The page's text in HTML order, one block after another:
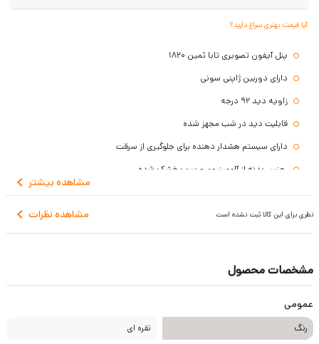
آیا قیمت بهتری سراغ دارید؟
پنل آیفون تصویری تابا ثمین 1820
دارای دوربین ژاپنی سونی
زاویه دید 92 درجه
قابلیت دید در شب مجهز شده
دارای سیستم هشدار دهنده برای جلوگیری از سرقت
جنس بدنه از آلومینیوم و سرب خشک شده
پنل به صورت توکار بر روی دیوار نصب می شود
دارای 3 سال گارانتی
مشاهده بیشتر
مشاهده نظرات نظری برای این کالا ثبت نشده است
مشخصات محصول
عمومی
رنگ نقره ای